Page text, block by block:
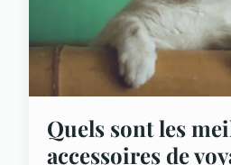
Quels sont les
accessoires de